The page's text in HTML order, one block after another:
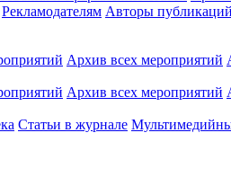
Рекламодателям Авторы
Архив всех мероприятий
Архив всех мероприятий
Статьи в журнале